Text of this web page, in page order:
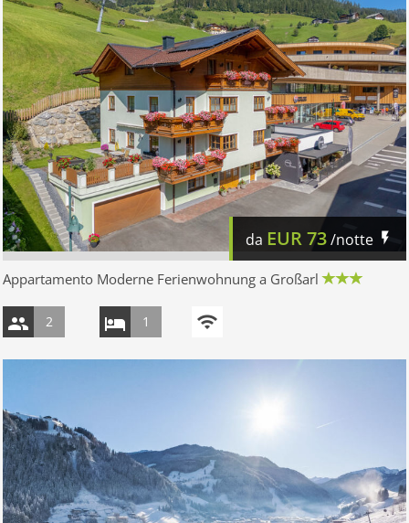
da EUR73/notte
Appartamento Moderne Ferienwohnung a Großarl
2 1